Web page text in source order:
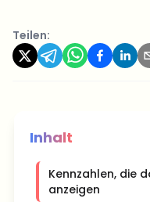
Teilen:
Inhalt
Kennzahlen, die
anzeigen